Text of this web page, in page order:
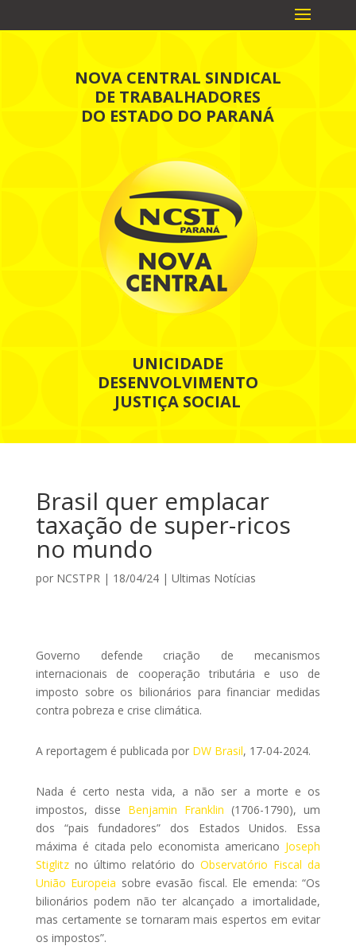
NOVA CENTRAL SINDICAL
DE TRABALHADORES
DO ESTADO DO PARANÁ
UNICIDADE
DESENVOLVIMENTO
JUSTIÇA SOCIAL
Brasil quer emplacar
taxação de super-ricos
no mundo
por NCSTPR| 18/04/24| Ultimas Notícias
Governo defende criação de mecanismos
internacionais de cooperação tributária e uso de
imposto sobre os bilionários para financiar medidas
contra pobreza e crise climática.
A reportagem é publicada por DW Brasil, 17-04-2024.
Nada é certo nesta vida, a não ser a morte e os
impostos, disse Benjamin Franklin (1706-1790), um
dos “pais fundadores” dos Estados Unidos. Essa
máxima é citada pelo economista americano Joseph
Stiglitzno último relatório doObservatório Fiscal da
União Europeia sobre evasão fiscal. Ele emenda: “Os
bilionários podem não ter alcançado a imortalidade,
mas certamente se tornaram mais espertos em evitar
os impostos”.